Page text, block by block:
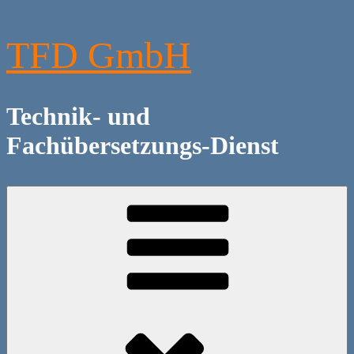
springen
TFD GmbH
Technik- und
Fachübersetzungs-Dienst